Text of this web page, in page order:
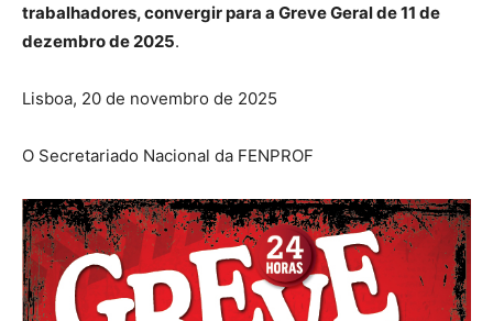
trabalhadores, convergir para a Greve Geral de 11 de
dezembro de 2025.
Lisboa, 20 de novembro de 2025
O Secretariado Nacional da FENPROF